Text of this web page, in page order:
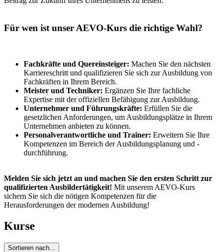
Für wen ist unser AEVO-Kurs die richtige Wahl?
Fachkräfte und Quereinsteiger: Machen Sie den nächsten
Karriereschritt und qualifizieren Sie sich zur Ausbildung von
Fachkräften in Ihrem Bereich.
Meister und Techniker: Ergänzen Sie Ihre fachliche
Expertise mit der offiziellen Befähigung zur Ausbildung.
Unternehmer und Führungskräfte: Erfüllen Sie die
gesetzlichen Anforderungen, um Ausbildungsplätze in Ihrem
Unternehmen anbieten zu können.
Personalverantwortliche und Trainer: Erweitern Sie Ihre
Kompetenzen im Bereich der Ausbildungsplanung und -
durchführung.
Melden Sie sich jetzt an und machen Sie den ersten Schritt zur
qualifizierten Ausbildertätigkeit! Mit unserem AEVO-Kurs
sichern Sie sich die nötigen Kompetenzen für die
Herausforderungen der modernen Ausbildung!
Kurse
Sortieren nach...